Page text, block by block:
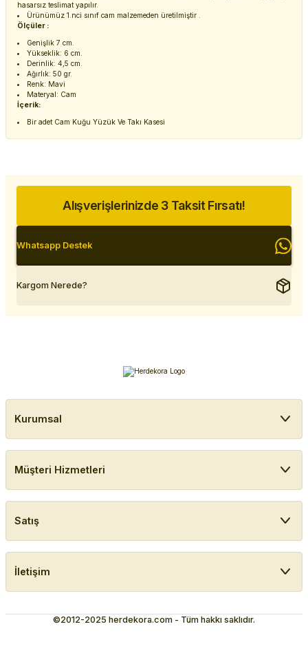
hasarsız teslimat yapılır.
Ürünümüz 1.nci sınıf cam malzemeden üretilmiştir .
Ölçüler :
Genişlik 7 cm.
Yükseklik: 6 cm.
Derinlik: 4,5 cm.
Ağırlık: 50 gr.
Renk: Mavi
Materyal: Cam
İçerik:
Bir adet Cam Kuğu Yüzük Ve Takı Kasesi
Alışverişlerinizde 3 Taksit Fırsatı!
Whatsapp Destek
Kargom Nerede?
Kurumsal
Müşteri Hizmetleri
Satış
İletişim
©2012-2025 herdekora.com - Tüm hakkı saklıdır.